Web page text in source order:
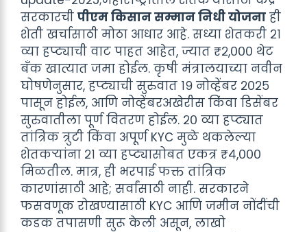
सरकारची पीएम किसान सम्मान निधी योजना ही
शेती खर्चासाठी मोठा आधार आहे. सध्या शेतकरी २१
व्या हप्ट्याची वाट पाहत आहेत, ज्यात ₹२,००० थेट
बँक खात्यात जमा होईल. कृषी मंत्रालयाच्या नवीन
घोषणेनुसार, हप्ट्याची सुरुवात १९ नोव्हेंबर २०२५
पासून होईल, आणि नोव्हेंबरअखेरीस किंवा डिसेंबर
सुरुवातीला पूर्ण वितरण होईल. २० व्या हप्ट्यात
तांत्रिक त्रुटी किंवा अपूर्ण KYC मुळे थकलेल्या
शेतकऱ्यांना २१ व्या हप्ट्यासोबत एकत्र ₹४,०००
मिळतील. मात्र, ही भरपाई फक्त तांत्रिक
कारणांसाठी आहे; सर्वांसाठी नाही. सरकारने
फसवणूक रोखण्यासाठी KYC आणि जमीन नोंदींची
कडक तपासणी सुरू केली असून, लाखो